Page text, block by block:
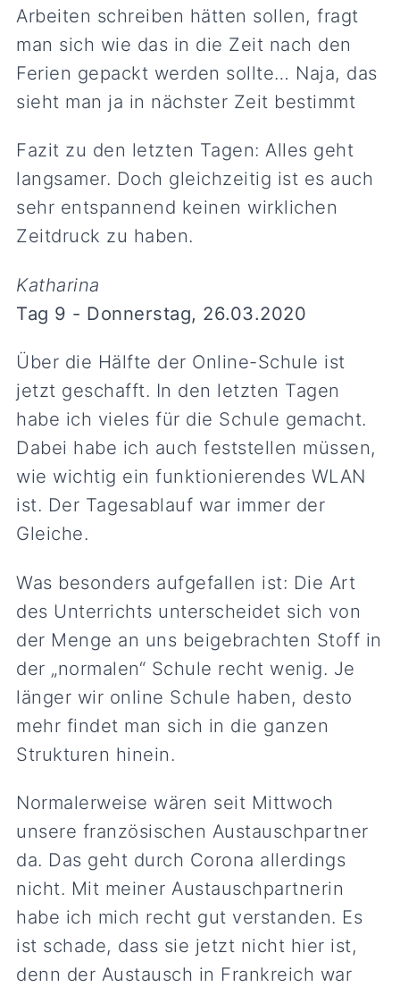
Arbeiten schreiben hätten sollen, fragt
man sich wie das in die Zeit nach den
Ferien gepackt werden sollte… Naja, das
sieht man ja in nächster Zeit bestimmt
Fazit zu den letzten Tagen: Alles geht
langsamer. Doch gleichzeitig ist es auch
sehr entspannend keinen wirklichen
Zeitdruck zu haben.
Katharina
Tag 9 - Donnerstag, 26.03.2020
Über die Hälfte der Online-Schule ist
jetzt geschafft. In den letzten Tagen
habe ich vieles für die Schule gemacht.
Dabei habe ich auch feststellen müssen,
wie wichtig ein funktionierendes WLAN
ist. Der Tagesablauf war immer der
Gleiche.
Was besonders aufgefallen ist: Die Art
des Unterrichts unterscheidet sich von
der Menge an uns beigebrachten Stoff in
der „normalen“ Schule recht wenig. Je
länger wir online Schule haben, desto
mehr findet man sich in die ganzen
Strukturen hinein.
Normalerweise wären seit Mittwoch
unsere französischen Austauschpartner
da. Das geht durch Corona allerdings
nicht. Mit meiner Austauschpartnerin
habe ich mich recht gut verstanden. Es
ist schade, dass sie jetzt nicht hier ist,
denn der Austausch in Frankreich war